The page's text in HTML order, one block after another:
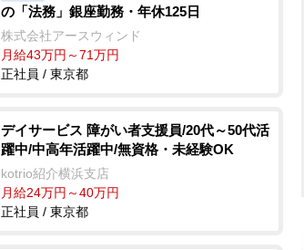
の「法務」銀座勤務・年休125日
株式会社アースウィンド
月給43万円～71万円
正社員 / 東京都
デイサービス 障がい者支援員/20代～50代活
躍中/中高年活躍中/無資格・未経験OK
kotrio紹介横浜支店
月給24万円～40万円
正社員 / 東京都